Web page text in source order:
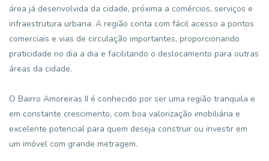
área já desenvolvida da cidade, próxima a comércios, serviços e
infraestrutura urbana. A região conta com fácil acesso a pontos
comerciais e vias de circulação importantes, proporcionando
praticidade no dia a dia e facilitando o deslocamento para outras
áreas da cidade.
O Bairro Amoreiras II é conhecido por ser uma região tranquila e
em constante crescimento, com boa valorização imobiliária e
excelente potencial para quem deseja construir ou investir em
um imóvel com grande metragem.